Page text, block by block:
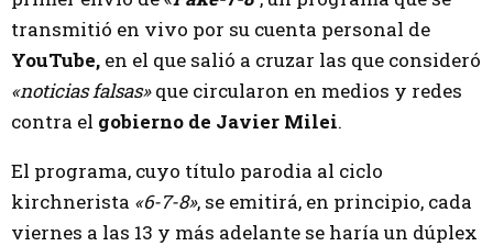
transmitió en vivo por su cuenta personal de
YouTube, en el que salió a cruzar las que consideró
«noticias falsas»que circularon en medios y redes
contra el gobierno de Javier Milei.
El programa, cuyo título parodia al ciclo
kirchnerista «6-7-8», se emitirá, en principio, cada
viernes a las 13 y más adelante se haría un dúplex